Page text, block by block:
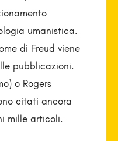
umanistica.
di Freud viene
pubblicazioni.
o Rogers
citati ancora
mille articoli.